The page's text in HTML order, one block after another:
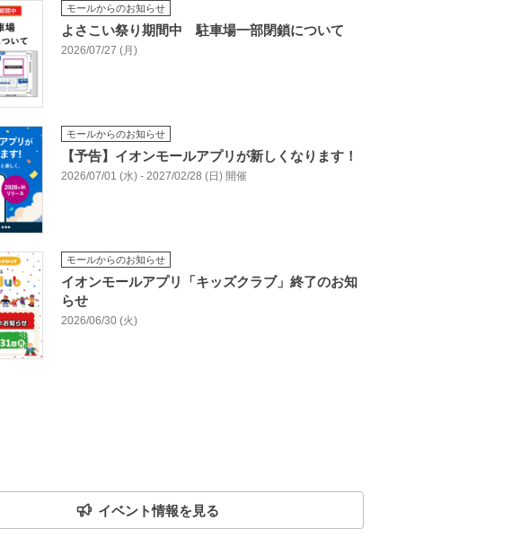
モールからのお知らせ
よさこい祭り期間中 駐車場一部閉鎖について
2026/07/27 (月)
モールからのお知らせ
【予告】イオンモールアプリが新しくなります！
2026/07/01 (水) - 2027/02/28 (日) 開催
モールからのお知らせ
イオンモールアプリ「キッズクラブ」終了のお知
らせ
2026/06/30 (火)
イベント情報を見る